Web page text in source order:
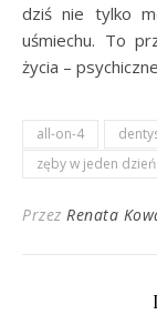
dziś nie tylko
uśmiechu. To
życia –
all-on-4
zęby w jeden dzień
Przez Renata